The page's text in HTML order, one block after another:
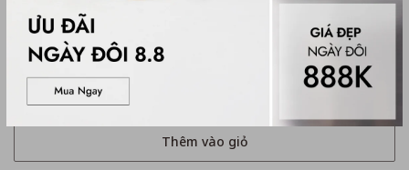
Thêm vào giỏ